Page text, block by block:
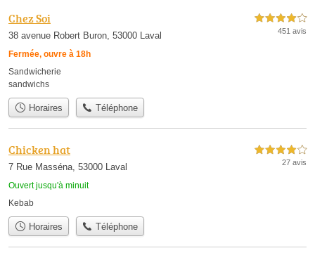
Chez Soi
38 avenue Robert Buron, 53000 Laval
Fermée, ouvre à 18h
4,0 étoiles sur 5
451 avis
Sandwicherie
sandwichs
Horaires Téléphone
Chicken hat
7 Rue Masséna, 53000 Laval
Ouvert jusqu'à minuit
4,0 étoiles sur 5
27 avis
Kebab
Horaires Téléphone